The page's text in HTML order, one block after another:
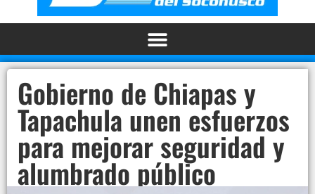
Gobierno de Chiapas y
Tapachula unen esfuerzos
para mejorar seguridad y
alumbrado público